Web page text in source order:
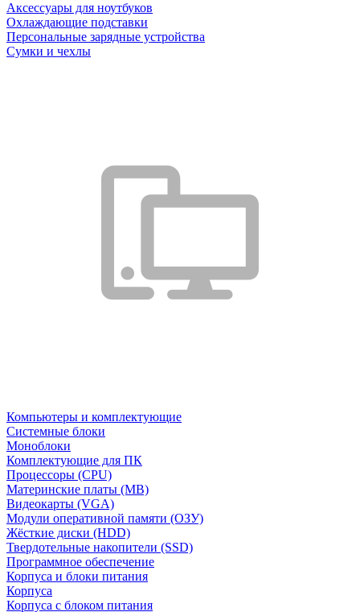
Аксессуары для ноутбуков
Охлаждающие подставки
Персональные зарядные устройства
Сумки и чехлы
Компьютеры и комплектующие
Системные блоки
Моноблоки
Комплектующие для ПК
Процессоры (CPU)
Материнские платы (MB)
Видеокарты (VGA)
Модули оперативной памяти (ОЗУ)
Жёсткие диски (HDD)
Твердотельные накопители (SSD)
Программное обеспечение
Корпуса и блоки питания
Корпуса
Корпуса с блоком питания